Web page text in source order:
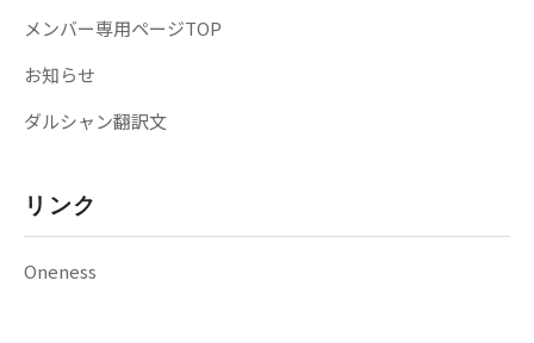
メンバー専用ページTOP
お知らせ
ダルシャン翻訳文
リンク
Oneness